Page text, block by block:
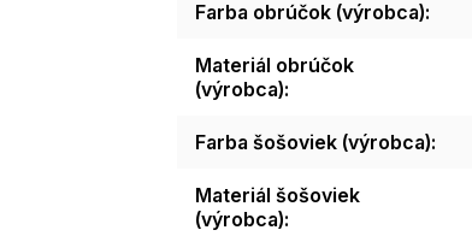
Farba obrúčok (výrobca):
Materiál obrúčok
(výrobca):
Farba šošoviek (výrobca):
Materiál šošoviek
(výrobca):